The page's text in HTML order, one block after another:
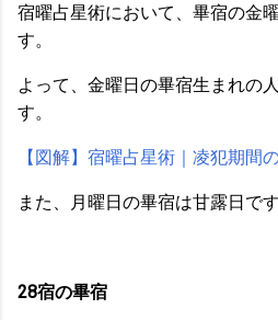
宿曜占星術において、畢宿の金
す。
よって、金曜日の畢宿生まれの
す。
【図解】宿曜占星術｜凌犯期間
また、月曜日の畢宿は甘露日です
28宿の畢宿